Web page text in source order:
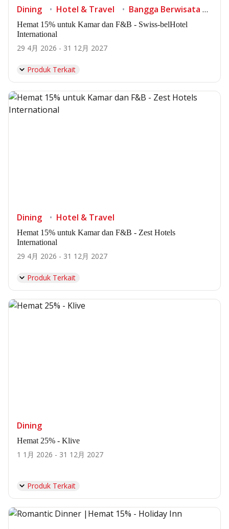
Dining Hotel & Travel Bangga Berwisata di Indonesia
Hemat 15% untuk Kamar dan F&B - Swiss-belHotel
International
29 4月 2026 - 31 12月 2027
Produk Terkait
Dining Hotel & Travel
Hemat 15% untuk Kamar dan F&B - Zest Hotels
International
29 4月 2026 - 31 12月 2027
Produk Terkait
Dining
Hemat 25% - Klive
1 1月 2026 - 31 12月 2027
Produk Terkait